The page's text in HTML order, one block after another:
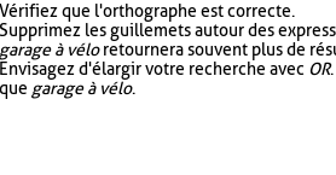
Vérifiez que l'orthographe est correcte.
Supprimez les guillemets autour des
garage à véloretournera souvent plus de
Envisagez d'élargir votre recherche avec OR.
que garage à vélo.